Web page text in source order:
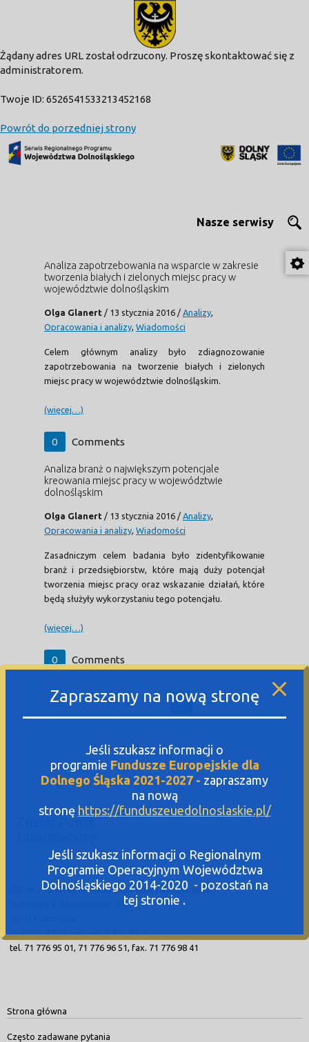
Żądany adres URL został odrzucony. Proszę skontaktować się z
administratorem.
Twoje ID: 6526541533213452168
Powrót do porzedniej strony
Nasze serwisy
Analiza zapotrzebowania na wsparcie w zakresie
tworzenia białych i zielonych miejsc pracy w
województwie dolnośląskim
Olga Glanert / 13 stycznia 2016 / Analizy
Opracowania i analizy Wiadomości
Celem głównym analizy było zdiagnozowanie
zapotrzebowania na tworzenie białych i zielonych
miejsc pracy w województwie dolnośląskim.
(więcej…)
0 Comments
Analiza branż o największym potencjale
kreowania miejsc pracy w województwie
dolnośląskim
Olga Glanert / 13 stycznia 2016 / Analizy
Opracowania i analizy Wiadomości
Zasadniczym celem badania było zidentyfikowanie
branż i przedsiębiorstw, które mają duży potencjał
tworzenia miejsc pracy oraz wskazanie działań, które
będą służyły wykorzystaniu tego potencjału.
(więcej…)
0 Comments
« 1 2
Znajdź Punkt
Główny Punkt Informacyjny Funduszy Europejskich
Wybrzeże J. Słowackiego 12-14
pn.7:30 - 17:30, wt. - pt. 7.30 - 15.30
tel. 71 776 95 01, 71 776 96 51, fax. 71 776 98 41
Strona główna
Często zadawane pytania
modal-check
Zapraszamy na nową stronę
Jeśli szukasz informacji o
programie Fundusze Europejskie dla
Dolnego Śląska 2021-2027 - zapraszamy
na nową
stronę https://funduszeuedolnoslaskie.pl/
Jeśli szukasz informacji o Regionalnym
Programie Operacyjnym Województwa
Dolnośląskiego 2014-2020 - pozostań na
tej stronie .